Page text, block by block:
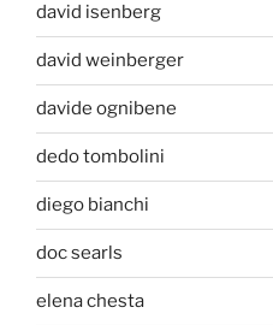
david isenberg
david weinberger
davide ognibene
dedo tombolini
diego bianchi
doc searls
elena chesta